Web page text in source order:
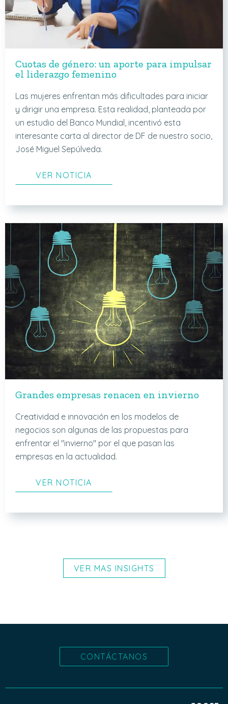
Cuotas de género: un aporte para impulsar
el liderazgo femenino
Las mujeres enfrentan más dificultades para iniciar
y dirigir una empresa. Esta realidad, planteada por
un estudio del Banco Mundial, incentivó esta
interesante carta al director de DF de nuestro socio,
José Miguel Sepúlveda.
VER NOTICIA
Grandes empresas renacen en invierno
Creatividad e innovación en los modelos de
negocios son algunas de las propuestas para
enfrentar el "invierno" por el que pasan las
empresas en la actualidad.
VER NOTICIA
VER MAS INSIGHTS
CONTÁCTANOS